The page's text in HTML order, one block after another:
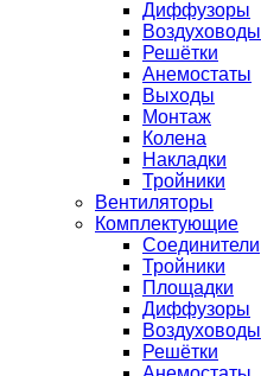
Диффузоры
Воздуховоды
Решётки
Анемостаты
Выходы
Монтаж
Колена
Накладки
Тройники
Вентиляторы
Комплектующие
Соединители
Тройники
Площадки
Диффузоры
Воздуховоды
Решётки